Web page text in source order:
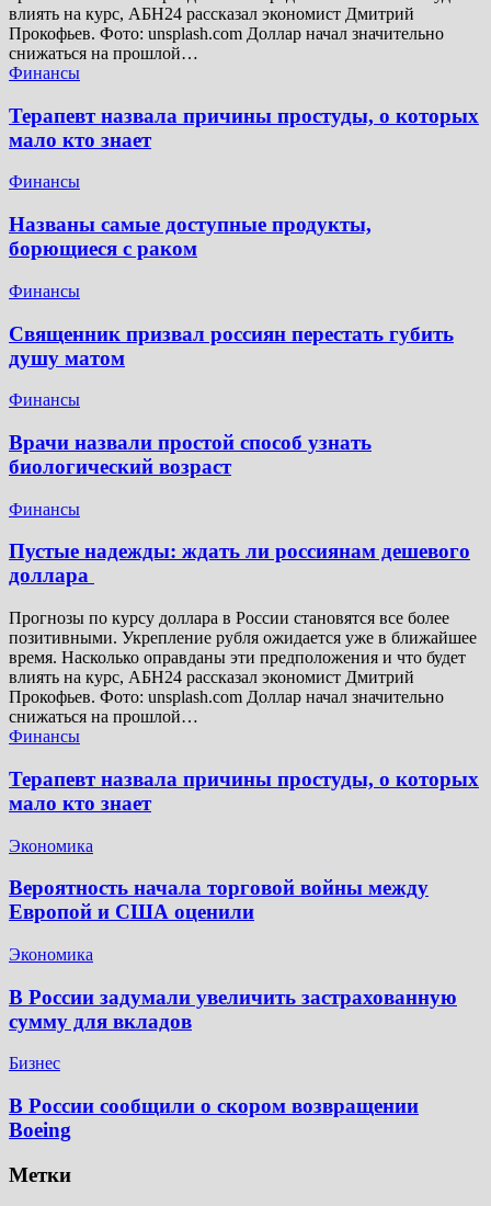
влиять на курс, АБН24 рассказал экономист Дмитрий
Прокофьев. Фото: unsplash.com Доллар начал значительно
снижаться на прошлой…
Финансы
Терапевт назвала причины простуды, о которых
мало кто знает
Финансы
Названы самые доступные продукты,
борющиеся с раком
Финансы
Священник призвал россиян перестать губить
душу матом
Финансы
Врачи назвали простой способ узнать
биологический возраст
Финансы
Пустые надежды: ждать ли россиянам дешевого
доллара
Прогнозы по курсу доллара в России становятся все более
позитивными. Укрепление рубля ожидается уже в ближайшее
время. Насколько оправданы эти предположения и что будет
влиять на курс, АБН24 рассказал экономист Дмитрий
Прокофьев. Фото: unsplash.com Доллар начал значительно
снижаться на прошлой…
Финансы
Терапевт назвала причины простуды, о которых
мало кто знает
Экономика
Вероятность начала торговой войны между
Европой и США оценили
Экономика
В России задумали увеличить застрахованную
сумму для вкладов
Бизнес
В России сообщили о скором возвращении
Boeing
Метки